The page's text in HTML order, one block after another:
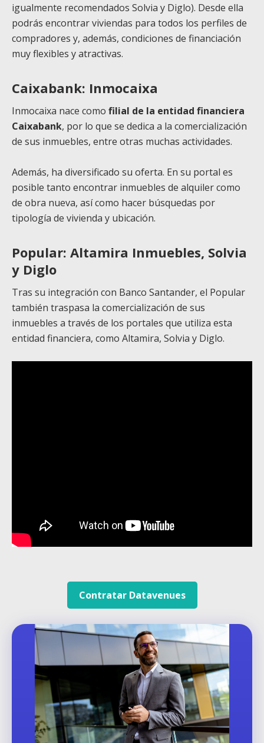
igualmente recomendados Solvia y Diglo). Desde ella
podrás encontrar viviendas para todos los perfiles de
compradores y, además, condiciones de financiación
muy flexibles y atractivas.
Caixabank: Inmocaixa
Inmocaixa nace como filial de la entidad financiera
Caixabank, por lo que se dedica a la comercialización
de sus inmuebles, entre otras muchas actividades.
Además, ha diversificado su oferta. En su portal es
posible tanto encontrar inmuebles de alquiler como
de obra nueva, así como hacer búsquedas por
tipología de vivienda y ubicación.
Popular: Altamira Inmuebles, Solvia
y Diglo
Tras su integración con Banco Santander, el Popular
también traspasa la comercialización de sus
inmuebles a través de los portales que utiliza esta
entidad financiera, como Altamira, Solvia y Diglo.
Contratar Datavenues